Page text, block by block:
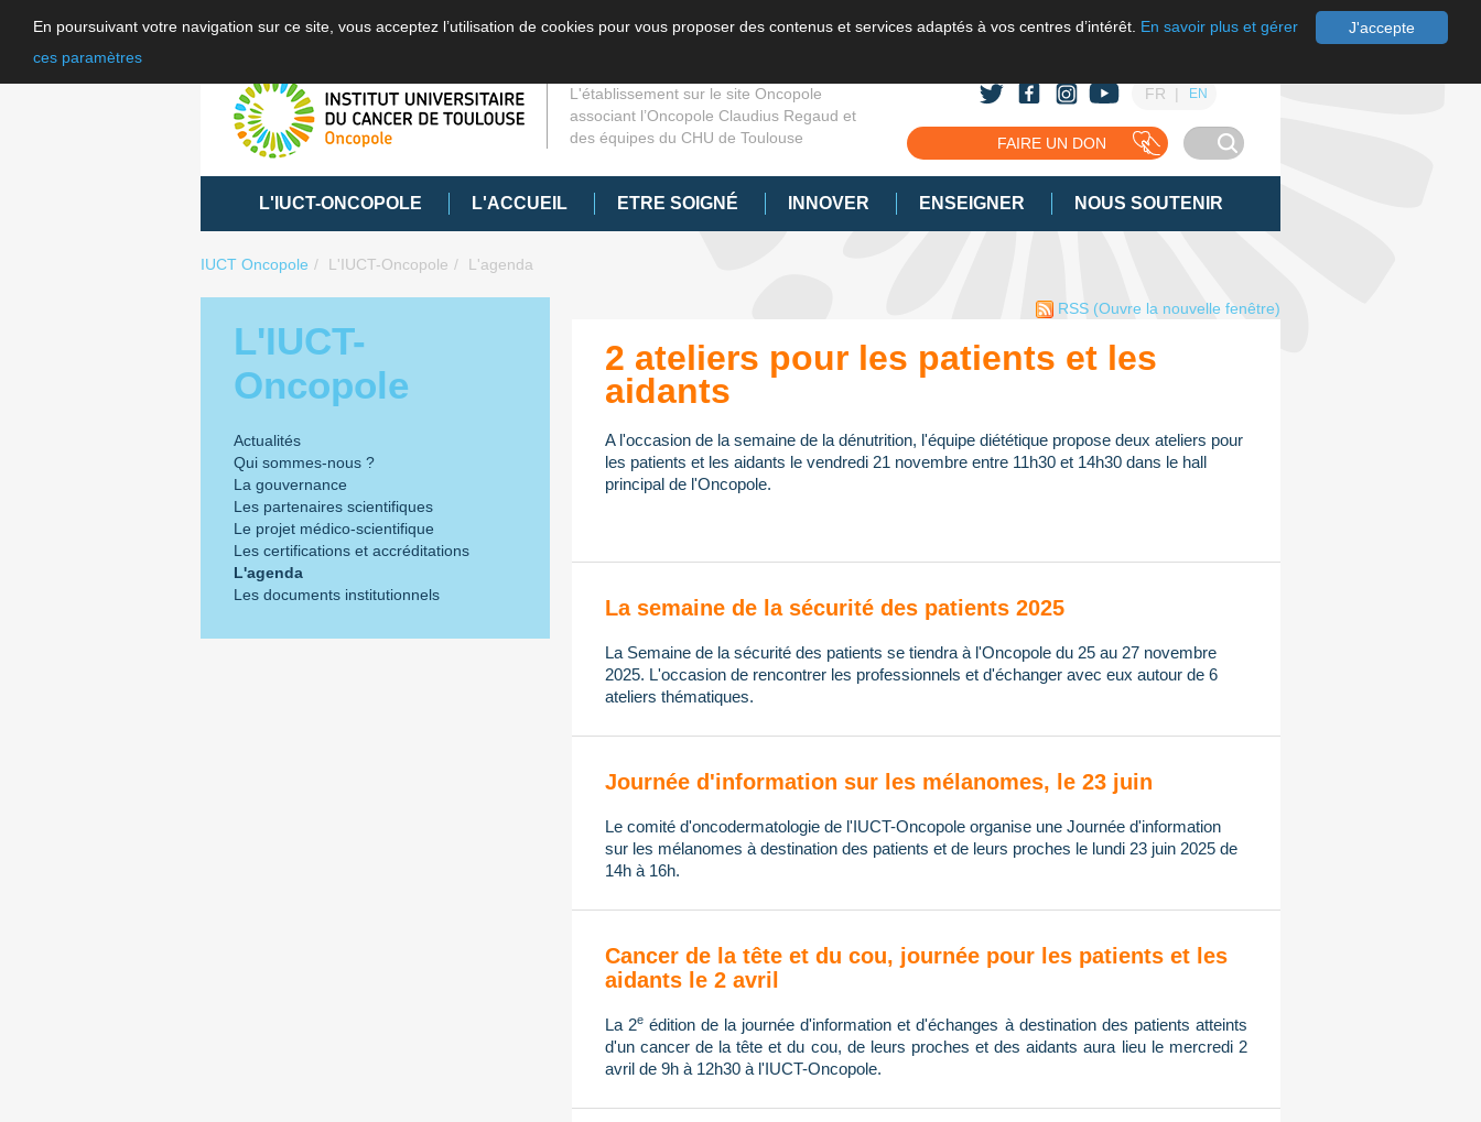
J'accepte
En poursuivant votre navigation sur ce site, vous acceptez l’utilisation de cookies pour vous proposer des contenus et services adaptés à vos centres d’intérêt. En savoir plus et gérer
ces paramètres
L'établissement sur le site Oncopole
associant l’Oncopole Claudius Regaud et
des équipes du CHU de Toulouse
FR EN
FAIRE UN DON
L'IUCT-ONCOPOLE L'ACCUEIL ETRE SOIGNÉ INNOVER ENSEIGNER NOUS SOUTENIR
IUCT Oncopole L'IUCT-Oncopole L'agenda
L'IUCT-
Oncopole
Actualités
Qui sommes-nous ?
La gouvernance
Les partenaires scientifiques
Le projet médico-scientifique
Les certifications et accréditations
L'agenda
Les documents institutionnels
RSS (Ouvre la nouvelle fenêtre)
2 ateliers pour les patients et les
aidants
A l'occasion de la semaine de la dénutrition, l'équipe diététique propose deux ateliers pour
les patients et les aidants le vendredi 21 novembre entre 11h30 et 14h30 dans le hall
principal de l'Oncopole.
La semaine de la sécurité des patients 2025
La Semaine de la sécurité des patients se tiendra à l'Oncopole du 25 au 27 novembre
2025. L'occasion de rencontrer les professionnels et d'échanger avec eux autour de 6
ateliers thématiques.
Journée d'information sur les mélanomes, le 23 juin
Le comité d'oncodermatologie de l'IUCT-Oncopole organise une Journée d'information
sur les mélanomes à destination des patients et de leurs proches le lundi 23 juin 2025 de
14h à 16h.
Cancer de la tête et du cou, journée pour les patients et les
aidants le 2 avril
La 2eédition de la journée d'information et d'échanges à destination des patients atteints
d'un cancer de la tête et du cou, de leurs proches et des aidants aura lieu le mercredi 2
avril de 9h à 12h30 à l'IUCT-Oncopole.